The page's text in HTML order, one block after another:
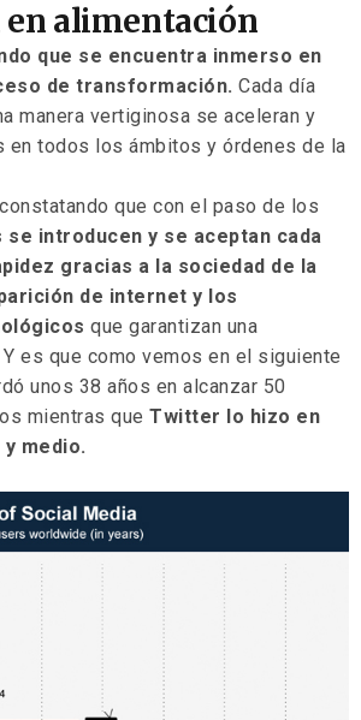
alimentación
que se encuentra inmerso en
de transformación. Cada día
manera vertiginosa se aceleran y
en todos los ámbitos y órdenes de la
que con el paso de los
se introducen y se aceptan cada
gracias a la sociedad de la
de internet y los
que garantizan una
es que como vemos en el siguiente
unos 38 años en alcanzar 50
mientras que Twitter lo hizo en
medio.